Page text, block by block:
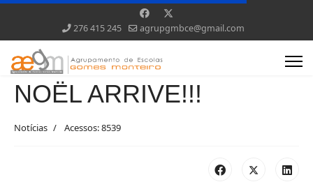
276 415 245 agrupgmbce@gmail.com
NOËL ARRIVE!!!
Notícias Acessos: 8539